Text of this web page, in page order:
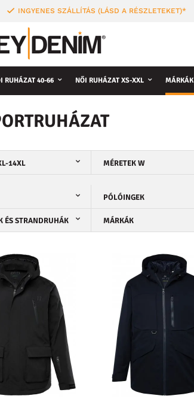
INGYENES SZÁLLÍTÁS (LÁSD A RÉSZLETEKET)*
RUHÁZAT 40-66 NŐI RUHÁZAT XS-XXL MÁRKÁK
14XL MÉRETEK W
PÓLÓINGEK
ÉS STRANDRUHÁK MÁRKÁK